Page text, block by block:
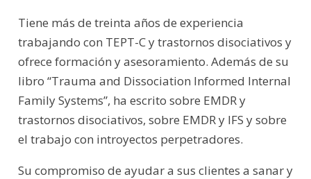
Tiene más de treinta años de experiencia
trabajando con TEPT-C y trastornos disociativos y
ofrece formación y asesoramiento. Además de su
libro “Trauma and Dissociation Informed Internal
Family Systems”, ha escrito sobre EMDR y
trastornos disociativos, sobre EMDR y IFS y sobre
el trabajo con introyectos perpetradores.
Su compromiso de ayudar a sus clientes a sanar y